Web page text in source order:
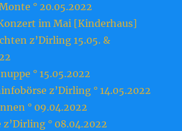
° 20.05.2022
im Mai [Kinderhaus]
z’Dirling 15.05. &
° 15.05.2022
z’Dirling ° 14.05.2022
° 09.04.2022
z’Dirling ° 08.04.2022